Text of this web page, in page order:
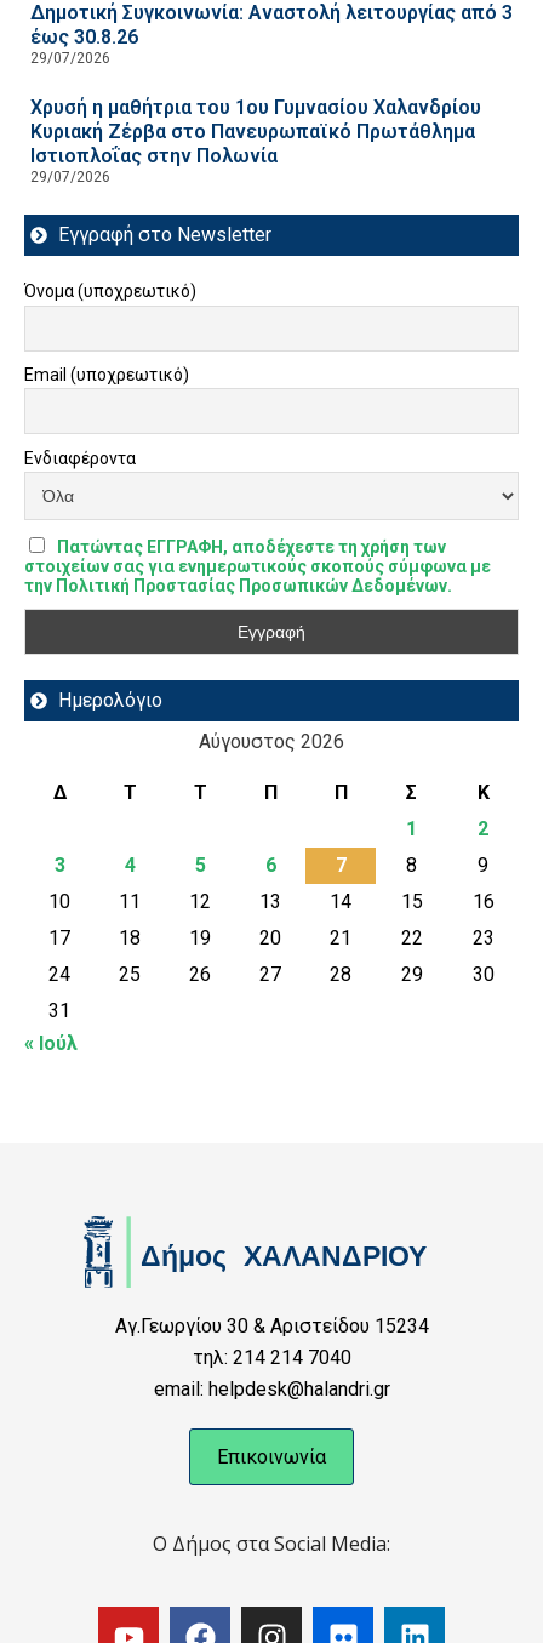
Δημοτική Συγκοινωνία: Αναστολή λειτουργίας από 3
έως 30.8.26
29/07/2026
Χρυσή η μαθήτρια του 1ου Γυμνασίου Χαλανδρίου
Κυριακή Ζέρβα στο Πανευρωπαϊκό Πρωτάθλημα
Ιστιοπλοΐας στην Πολωνία
29/07/2026
Εγγραφή στο Newsletter
Όνομα (υποχρεωτικό)
Email (υποχρεωτικό)
Ενδιαφέροντα
Πατώντας ΕΓΓΡΑΦΗ, αποδέχεστε τη χρήση των
στοιχείων σας για ενημερωτικούς σκοπούς σύμφωνα με
την Πολιτική Προστασίας Προσωπικών Δεδομένων.
Ημερολόγιο
Αύγουστος 2026
Δ Τ Τ Π Π Σ
Κ
1
2
3
4 5 6 7 8
9
10
11 12 13 14 15
16
17
18 19 20 21 22
23
24
25 26 27 28 29
30
31
« Ιούλ
Αγ.Γεωργίου 30 & Αριστείδου 15234
τηλ: 214 214 7040
email: helpdesk@halandri.gr
Επικοινωνία
Ο Δήμος στα Social Media: